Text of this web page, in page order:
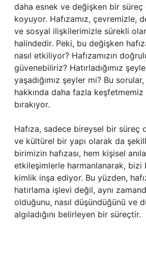
daha esnek ve değişken bir
koyuyor. Hafızamız, çevremizle,
ve sosyal ilişkilerimizle sürekli
halindedir. Peki, bu değişken
nasıl etkiliyor? Hafızamızın
güvenebiliriz? Hatırladığımız
yaşadığımız şeyler mi? Bu
hakkında daha fazla
bırakıyor.
Hafıza, sadece bireysel bir süreç
ve kültürel bir yapı olarak da
birimizin hafızası, hem kişisel
etkileşimlerle harmanlanarak, bizi
kimlik inşa ediyor. Bu yüzden,
hatırlama işlevi değil, aynı
olduğunu, nasıl düşündüğünü ve
algıladığını belirleyen bir süreçtir.